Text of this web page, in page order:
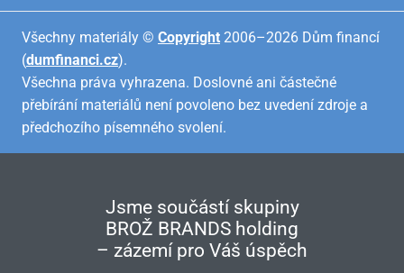
Všechny materiály © Copyright 2006–2026 Dům financí
(dumfinanci.cz).
Všechna práva vyhrazena. Doslovné ani částečné
přebírání materiálů není povoleno bez uvedení zdroje a
předchozího písemného svolení.
Jsme součástí skupiny
BROŽ BRANDS holding
– zázemí pro Váš úspěch